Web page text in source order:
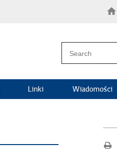
Linki Wiadomości